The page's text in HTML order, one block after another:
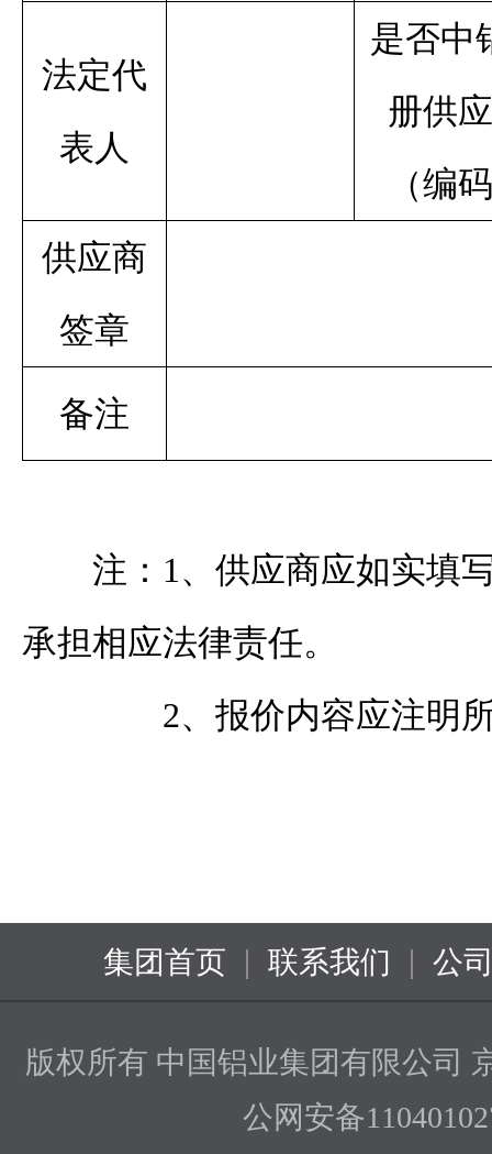
法定代
表人
是否中
册供
（编
供应商
签章
备注
注： 1、 供应商应如实填
承担相应法律责任。
2、 报价内容应注明
集团首页 | 联系我们 | 公
版权所有 中国铝业集团有限公司
公网安备